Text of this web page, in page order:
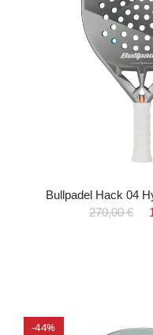
Bullpadel Hack 04
270,00 €
-44%